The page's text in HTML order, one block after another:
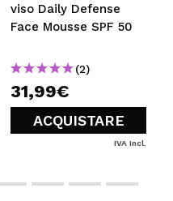
viso Daily Defense
Face Mousse SPF 50
(2)
31,99€
ACQUISTARE
IVA Incl.